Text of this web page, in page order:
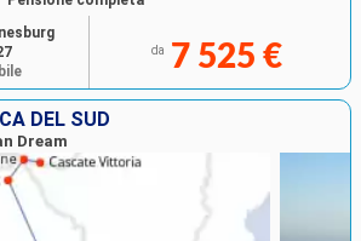
da 7 525 €
DEL SUD
Dream